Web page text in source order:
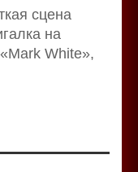
сцена
на
White»,